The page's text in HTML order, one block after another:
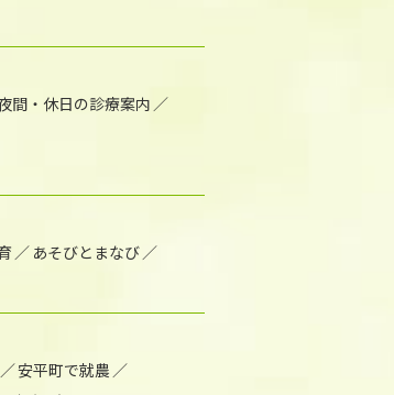
間・休日の診療案内
あそびとまなび
安平町で就農